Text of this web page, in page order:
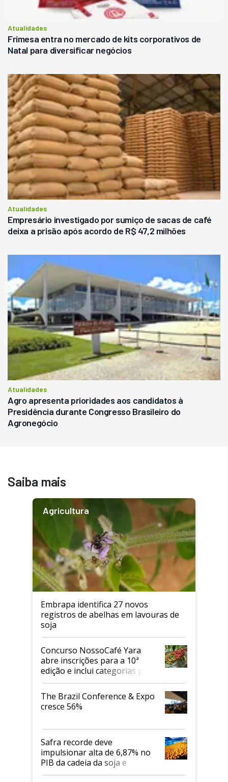
Atualidades
Frimesa entra no mercado de kits corporativos de
Natal para diversificar negócios
Atualidades
Empresário investigado por sumiço de sacas de café
deixa a prisão após acordo de R$ 47,2 milhões
Atualidades
Agro apresenta prioridades aos candidatos à
Presidência durante Congresso Brasileiro do
Agronegócio
Saiba mais
Agricultura
Embrapa identifica 27 novos
registros de abelhas em lavouras de
soja
Concurso NossoCafé Yara
abre inscrições para a 10ª
edição e inclui categorias para
cafés Canephora
The Brazil Conference & Expo
cresce 56%
Safra recorde deve
impulsionar alta de 6,87% no
PIB da cadeia da soja e
biodiesel em 2026